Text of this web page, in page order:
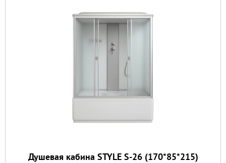
Душевая кабина STYLE S-26 (170*85*215)